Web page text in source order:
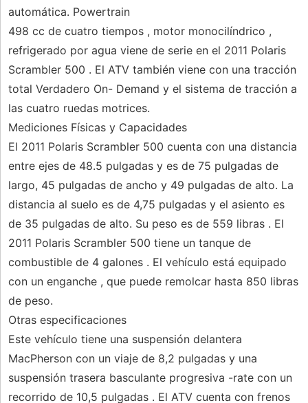
automática. Powertrain
498 cc de cuatro tiempos , motor monocilíndrico ,
refrigerado por agua viene de serie en el 2011 Polaris
Scrambler 500 . El ATV también viene con una tracción
total Verdadero On- Demand y el sistema de tracción a
las cuatro ruedas motrices.
Mediciones Físicas y Capacidades
El 2011 Polaris Scrambler 500 cuenta con una distancia
entre ejes de 48.5 pulgadas y es de 75 pulgadas de
largo, 45 pulgadas de ancho y 49 pulgadas de alto. La
distancia al suelo es de 4,75 pulgadas y el asiento es
de 35 pulgadas de alto. Su peso es de 559 libras . El
2011 Polaris Scrambler 500 tiene un tanque de
combustible de 4 galones . El vehículo está equipado
con un enganche , que puede remolcar hasta 850 libras
de peso.
Otras especificaciones
Este vehículo tiene una suspensión delantera
MacPherson con un viaje de 8,2 pulgadas y una
suspensión trasera basculante progresiva -rate con un
recorrido de 10,5 pulgadas . El ATV cuenta con frenos